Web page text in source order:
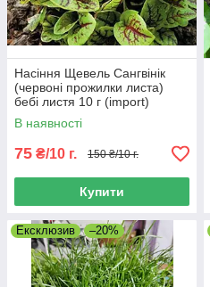
Насіння Щевель Сангвінік
(червоні прожилки листа)
бебі листя 10 г (import)
В наявності
75 ₴/10 г. 150 ₴/10 г.
Купити
Ексклюзив –20%